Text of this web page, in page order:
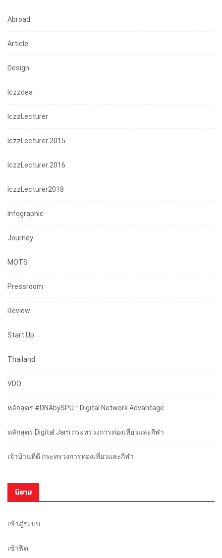
Abroad
Article
Design
Iczzdea
IczzLecturer
IczzLecturer 2015
IczzLecturer 2016
IczzLecturer2018
Infographic
Journey
MOTS
Pressroom
Review
Start Up
Thailand
VDO
หลักสูตร #DNAbySPU :: Digital Network Advantage
หลักสูตร Digital Jam กระทรวงการท่องเที่ยวและกีฬา
เจ้าบ้านที่ดี กระทรวงการท่องเที่ยวและกีฬา
นิยาม
เข้าสู่ระบบ
เข้าฟีด